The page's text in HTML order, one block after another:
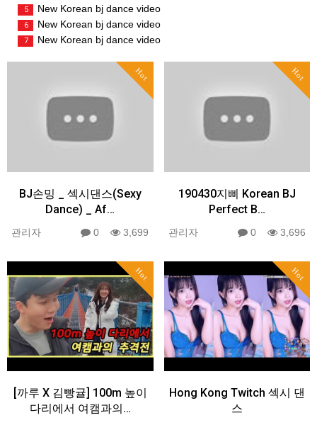
5 New Korean bj dance video
6 New Korean bj dance video
7 New Korean bj dance video
Hot
BJ손밍 _ 섹시댄스(Sexy
Dance) _ Af…
관리자 0 3,699
Hot
190430지삐 Korean BJ
Perfect B…
관리자 0 3,696
Hot
[까루 X 김빵귤] 100m 높이
다리에서 여캠과의…
Hot
Hong Kong Twitch 섹시 댄
스